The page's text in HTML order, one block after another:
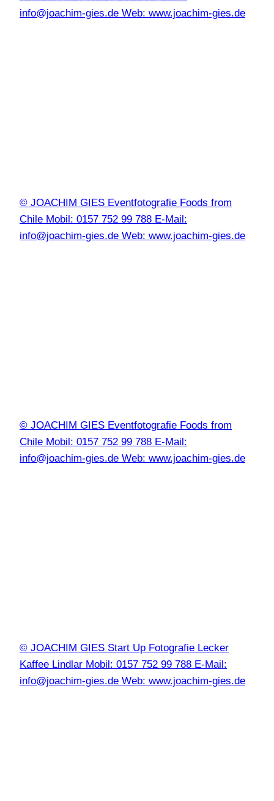
info@joachim-gies.de Web: www.joachim-gies.de
© JOACHIM GIES Eventfotografie Foods from
Chile Mobil: 0157 752 99 788 E-Mail:
info@joachim-gies.de Web: www.joachim-gies.de
© JOACHIM GIES Eventfotografie Foods from
Chile Mobil: 0157 752 99 788 E-Mail:
info@joachim-gies.de Web: www.joachim-gies.de
© JOACHIM GIES Start Up Fotografie Lecker
Kaffee Lindlar Mobil: 0157 752 99 788 E-Mail:
info@joachim-gies.de Web: www.joachim-gies.de